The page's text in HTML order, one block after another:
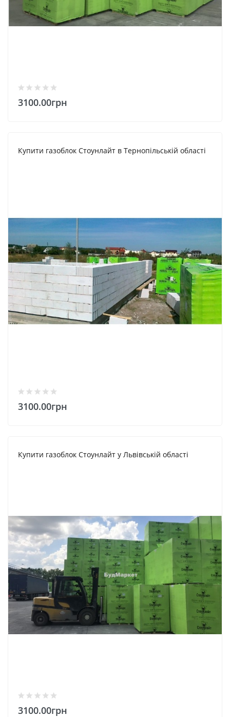
3100.00грн
Купити газоблок Стоунлайт в Тернопільській області
3100.00грн
Купити газоблок Стоунлайт у Львівській області
3100.00грн